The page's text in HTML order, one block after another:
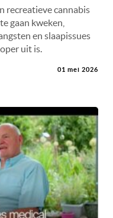
recreatieve cannabis
gaan kweken,
en slaapissues
uit is.
01 mei 2026